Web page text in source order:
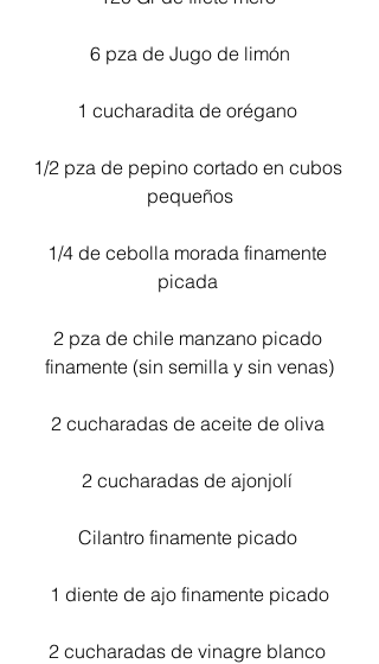
6 pza de Jugo de limón
1 cucharadita de orégano
1/2 pza de pepino cortado en cubos
pequeños
1/4 de cebolla morada finamente
picada
2 pza de chile manzano picado
finamente (sin semilla y sin venas)
2 cucharadas de aceite de oliva
2 cucharadas de ajonjolí
Cilantro finamente picado
1 diente de ajo finamente picado
2 cucharadas de vinagre blanco